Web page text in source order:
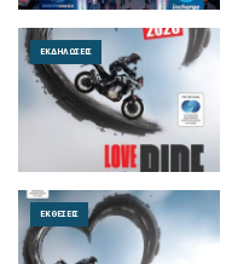
ΕΚΔΗΛΏΣΕΙΣ
ΕΚΘΈΣΕΙΣ